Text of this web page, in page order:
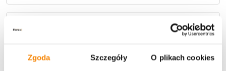
Zgoda Szczegóły O plikach cookies